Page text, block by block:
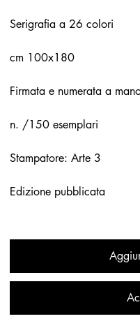
Serigrafia a 26 colori
cm 100x180
Firmata e numerata a
n. /150 esemplari
Stampatore: Arte 3
Edizione pubblicata